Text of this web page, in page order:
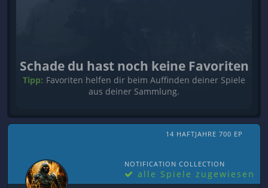
Schade du hast noch keine Favoriten
Tipp: Favoriten helfen dir beim Auffinden deiner Spiele
aus deiner Sammlung.
14 HAFTJAHRE 700 EP
NOTIFICATION COLLECTION
alle Spiele zugewiesen